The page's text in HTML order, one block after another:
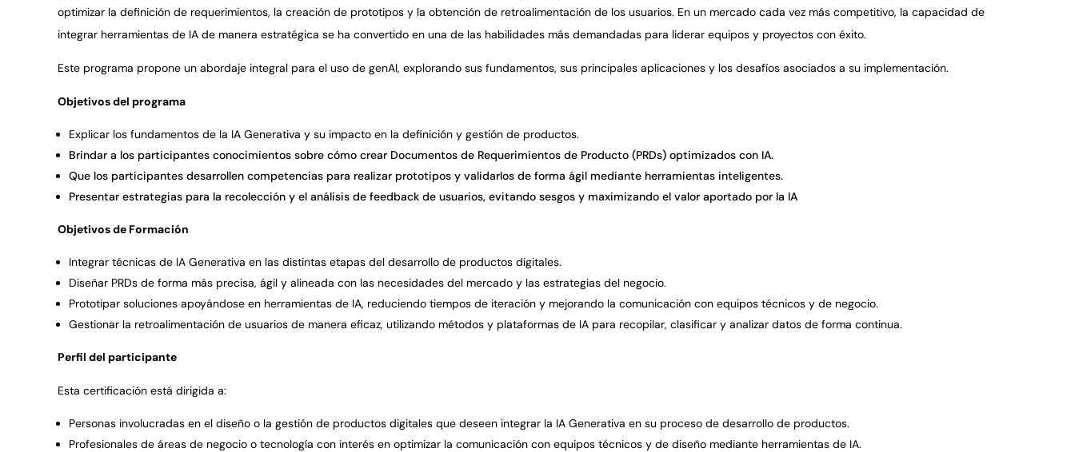
optimizar la definición de requerimientos, la creación de prototipos y la obtención de retroalimentación de los usuarios. En un mercado cada vez más competitivo, la capacidad de
integrar herramientas de IA de manera estratégica se ha convertido en una de las habilidades más demandadas para liderar equipos y proyectos con éxito.
Este programa propone un abordaje integral para el uso de genAI, explorando sus fundamentos, sus principales aplicaciones y los desafíos asociados a su implementación.
Objetivos del programa
Explicar los fundamentos de la IA Generativa y su impacto en la definición y gestión de productos.
Brindar a los participantes conocimientos sobre cómo crear Documentos de Requerimientos de Producto (PRDs) optimizados con IA.
Que los participantes desarrollen competencias para realizar prototipos y validarlos de forma ágil mediante herramientas inteligentes.
Presentar estrategias para la recolección y el análisis de feedback de usuarios, evitando sesgos y maximizando el valor aportado por la IA
Objetivos de Formación
Integrar técnicas de IA Generativa en las distintas etapas del desarrollo de productos digitales.
Diseñar PRDs de forma más precisa, ágil y alineada con las necesidades del mercado y las estrategias del negocio.
Prototipar soluciones apoyándose en herramientas de IA, reduciendo tiempos de iteración y mejorando la comunicación con equipos técnicos y de negocio.
Gestionar la retroalimentación de usuarios de manera eficaz, utilizando métodos y plataformas de IA para recopilar, clasificar y analizar datos de forma continua.
Perfil del participante
Esta certificación está dirigida a:
Personas involucradas en el diseño o la gestión de productos digitales que deseen integrar la IA Generativa en su proceso de desarrollo de productos.
Profesionales de áreas de negocio o tecnología con interés en optimizar la comunicación con equipos técnicos y de diseño mediante herramientas de IA.